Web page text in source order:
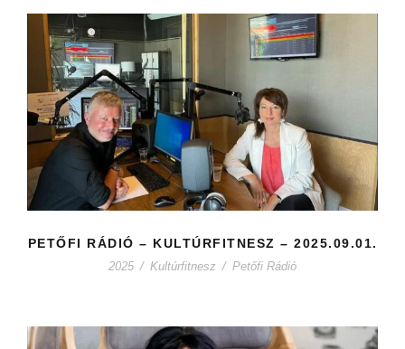
PETŐFI RÁDIÓ – KULTÚRFITNESZ – 2025.09.01.
2025 / Kultúrfitnesz / Petőfi Rádió